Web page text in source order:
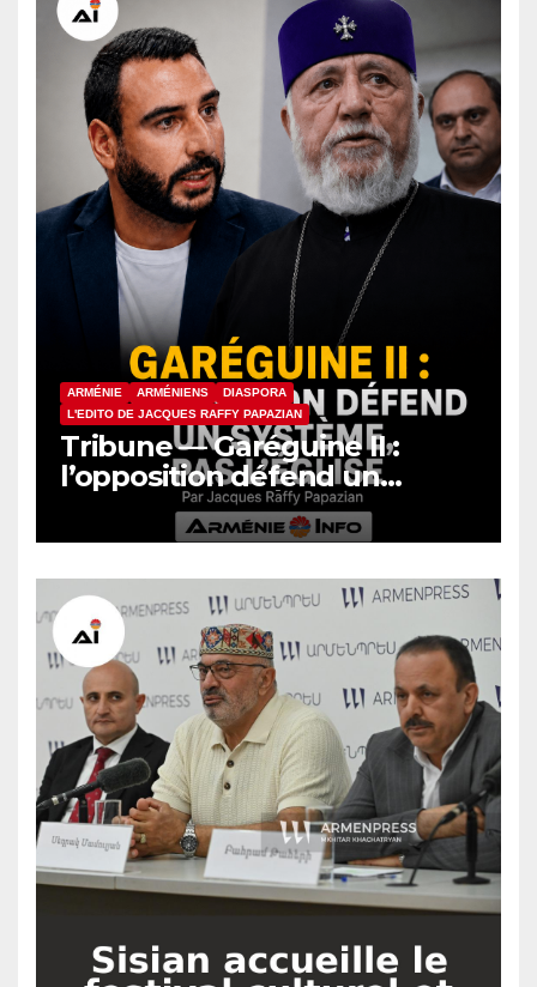
ARMÉNIE ARMÉNIENS
DIASPORA
L'EDITO DE JACQUES RAFFY PAPAZIAN
Tribune — Garéguine II :
l’opposition défend un
système, pas l’Église